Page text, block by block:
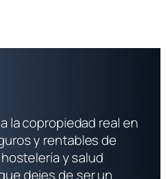
la copropiedad real en
y rentables de
y salud
dejes de ser un